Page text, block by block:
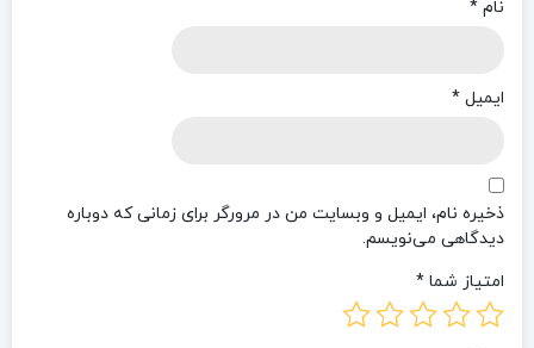
نام *
ایمیل *
ذخیره نام، ایمیل و وبسایت من در مرورگر برای زمانی که دوباره
دیدگاهی می‌نویسم.
امتیاز شما *